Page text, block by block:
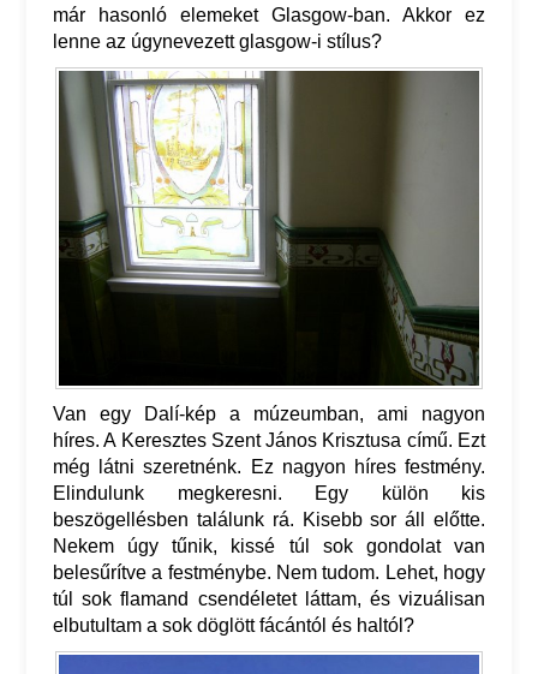
már hasonló elemeket Glasgow-ban. Akkor ez
lenne az úgynevezett glasgow-i stílus?
Van egy Dalí-kép a múzeumban, ami nagyon
híres. A Keresztes Szent János Krisztusa című. Ezt
még látni szeretnénk. Ez nagyon híres festmény.
Elindulunk megkeresni. Egy külön kis
beszögellésben találunk rá. Kisebb sor áll előtte.
Nekem úgy tűnik, kissé túl sok gondolat van
belesűrítve a festménybe. Nem tudom. Lehet, hogy
túl sok flamand csendéletet láttam, és vizuálisan
elbutultam a sok döglött fácántól és haltól?